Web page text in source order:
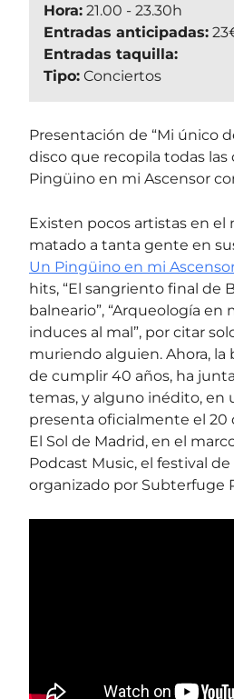
Hora: 21.00 - 23.30h
Entradas anticipadas:
Entradas taquilla:
Tipo: Conciertos
Presentación de “Mi único
disco que recopila todas las
Pingüino en mi Ascensor
Existen pocos artistas en
matado a tanta gente en
Un Pingüino en mi
hits, “El sangriento final de
balneario”, “Arqueología en
induces al mal”, por citar
muriendo alguien. Ahora, la
de cumplir 40 años, ha
temas, y alguno inédito, en
presenta oficialmente el 20
El Sol de Madrid, en el
Podcast Music, el festival
organizado por Subterfuge